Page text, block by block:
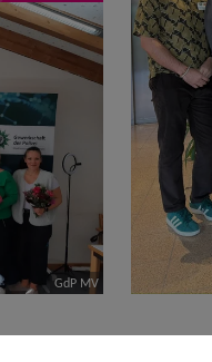
GdP MV